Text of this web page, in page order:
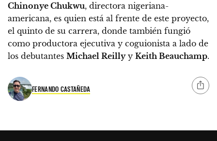
Chinonye Chukwu, directora nigeriana-
americana, es quien está al frente de este proyecto,
el quinto de su carrera, donde también fungió
como productora ejecutiva y coguionista a lado de
los debutantes Michael Reillyy Keith Beauchamp.
FERNANDO CASTAÑEDA